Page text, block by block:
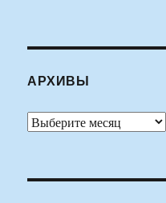
АРХИВЫ
Архивы